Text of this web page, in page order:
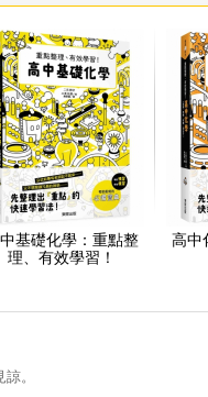
基礎化學：重點整
理、有效學習！
高中
。